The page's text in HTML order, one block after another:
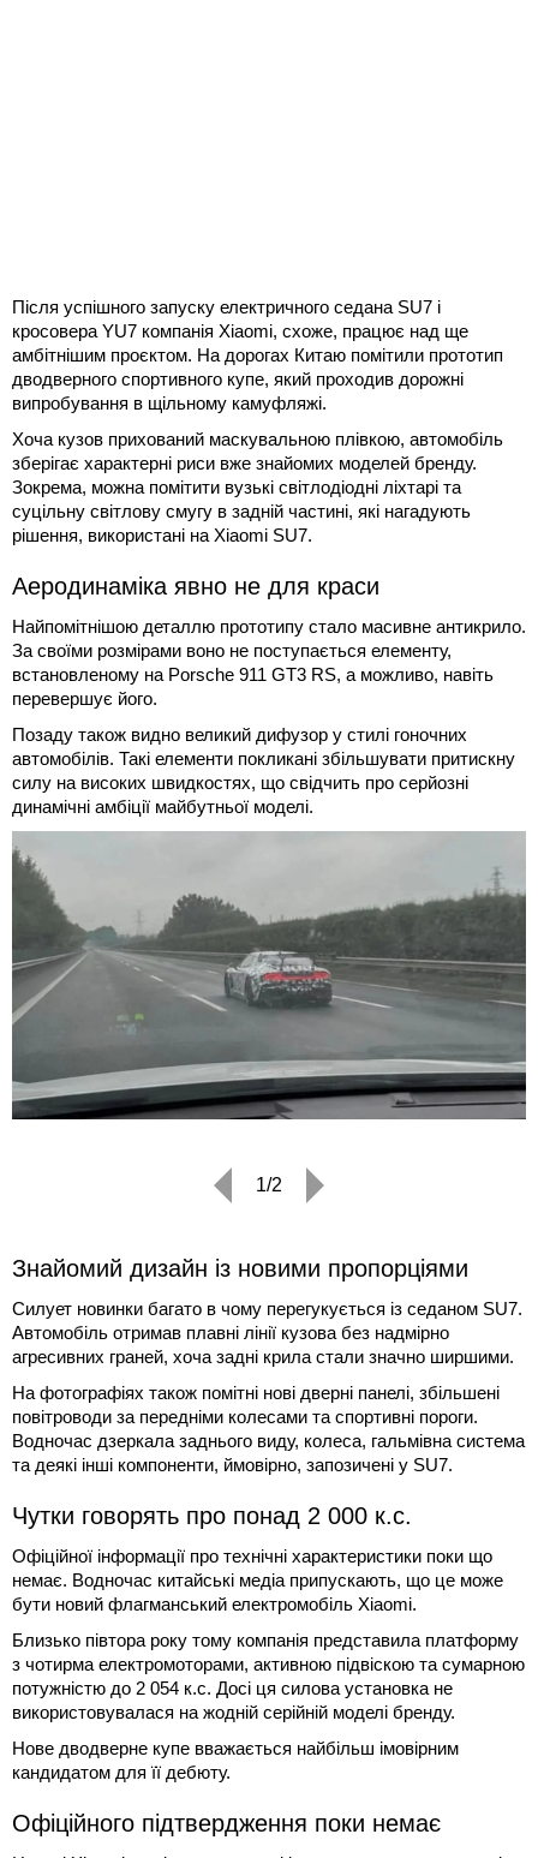
Після успішного запуску електричного седана SU7 і
кросовера YU7 компанія Xiaomi, схоже, працює над ще
амбітнішим проєктом. На дорогах Китаю помітили прототип
дводверного спортивного купе, який проходив дорожні
випробування в щільному камуфляжі.
Хоча кузов прихований маскувальною плівкою, автомобіль
зберігає характерні риси вже знайомих моделей бренду.
Зокрема, можна помітити вузькі світлодіодні ліхтарі та
суцільну світлову смугу в задній частині, які нагадують
рішення, використані на Xiaomi SU7.
Аеродинаміка явно не для краси
Найпомітнішою деталлю прототипу стало масивне антикрило.
За своїми розмірами воно не поступається елементу,
встановленому на Porsche 911 GT3 RS, а можливо, навіть
перевершує його.
Позаду також видно великий дифузор у стилі гоночних
автомобілів. Такі елементи покликані збільшувати притискну
силу на високих швидкостях, що свідчить про серйозні
динамічні амбіції майбутньої моделі.
1/2
Знайомий дизайн із новими пропорціями
Силует новинки багато в чому перегукується із седаном SU7.
Автомобіль отримав плавні лінії кузова без надмірно
агресивних граней, хоча задні крила стали значно ширшими.
На фотографіях також помітні нові дверні панелі, збільшені
повітроводи за передніми колесами та спортивні пороги.
Водночас дзеркала заднього виду, колеса, гальмівна система
та деякі інші компоненти, ймовірно, запозичені у SU7.
Чутки говорять про понад 2 000 к.с.
Офіційної інформації про технічні характеристики поки що
немає. Водночас китайські медіа припускають, що це може
бути новий флагманський електромобіль Xiaomi.
Близько півтора року тому компанія представила платформу
з чотирма електромоторами, активною підвіскою та сумарною
потужністю до 2 054 к.с. Досі ця силова установка не
використовувалася на жодній серійній моделі бренду.
Нове дводверне купе вважається найбільш імовірним
кандидатом для її дебюту.
Офіційного підтвердження поки немає